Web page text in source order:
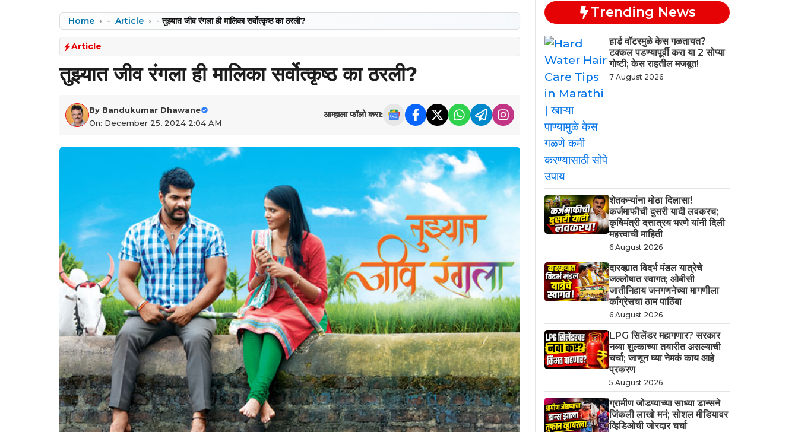
Home - Article -तुझ्यात जीव रंगला ही मालिका सर्वोत्कृष्ठ का ठरली?
Article
तुझ्यात जीव रंगला ही मालिका सर्वोत्कृष्ठ का ठरली?
By Bandukumar Dhawane
On: December 25, 2024 2:04 AM
आम्हाला फॉलो करा:
Trending News
हार्ड वॉटरमुळे केस गळतायत?
टक्कल पडण्यापूर्वी करा या 2 सोप्या
गोष्टी; केस राहतील मजबूत!
7 August 2026
शेतकऱ्यांना मोठा दिलासा!
कर्जमाफीची दुसरी यादी लवकरच;
कृषिमंत्री दत्तात्रय भरणे यांनी दिली
महत्त्वाची माहिती
6 August 2026
दारव्ह्यात विदर्भ मंडल यात्रेचे
जल्लोषात स्वागत; ओबीसी
जातीनिहाय जनगणनेच्या मागणीला
काँग्रेसचा ठाम पाठिंबा
6 August 2026
LPG सिलेंडर महागणार? सरकार
नव्या शुल्काच्या तयारीत असल्याची
चर्चा; जाणून घ्या नेमकं काय आहे
प्रकरण
5 August 2026
ग्रामीण जोडप्याच्या साध्या डान्सने
जिंकली लाखो मनं; सोशल मीडियावर
व्हिडिओची जोरदार चर्चा